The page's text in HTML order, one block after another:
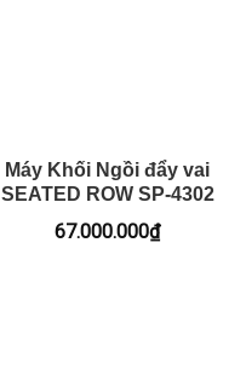
Máy Khối Ngồi đẩy vai
SEATED ROW SP-4302
67.000.000₫